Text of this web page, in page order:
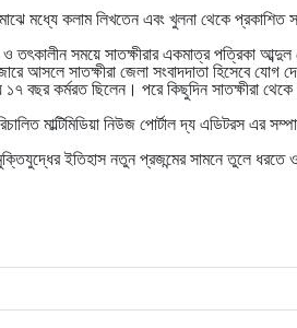
মধ্যে কলাম লিখতেন এবং খুলনা থেকে প্রকাশিত
তৎকালীন সময়ে সাতক্ষীরার একমাত্র পত্রিকা
সাতক্ষীরা জেলা সংবাদদাতা হিসেবে যোগ
১৭ বছর কর্মরত ছিলেন। পরে কিছুদিন সাতক্ষীরা
মাল্টিমিডিয়া নিউজ পোর্টাল দ্য এডিটরস এর
ইতিহাস নতুন প্রজন্মের সামনে তুলে ধরতে